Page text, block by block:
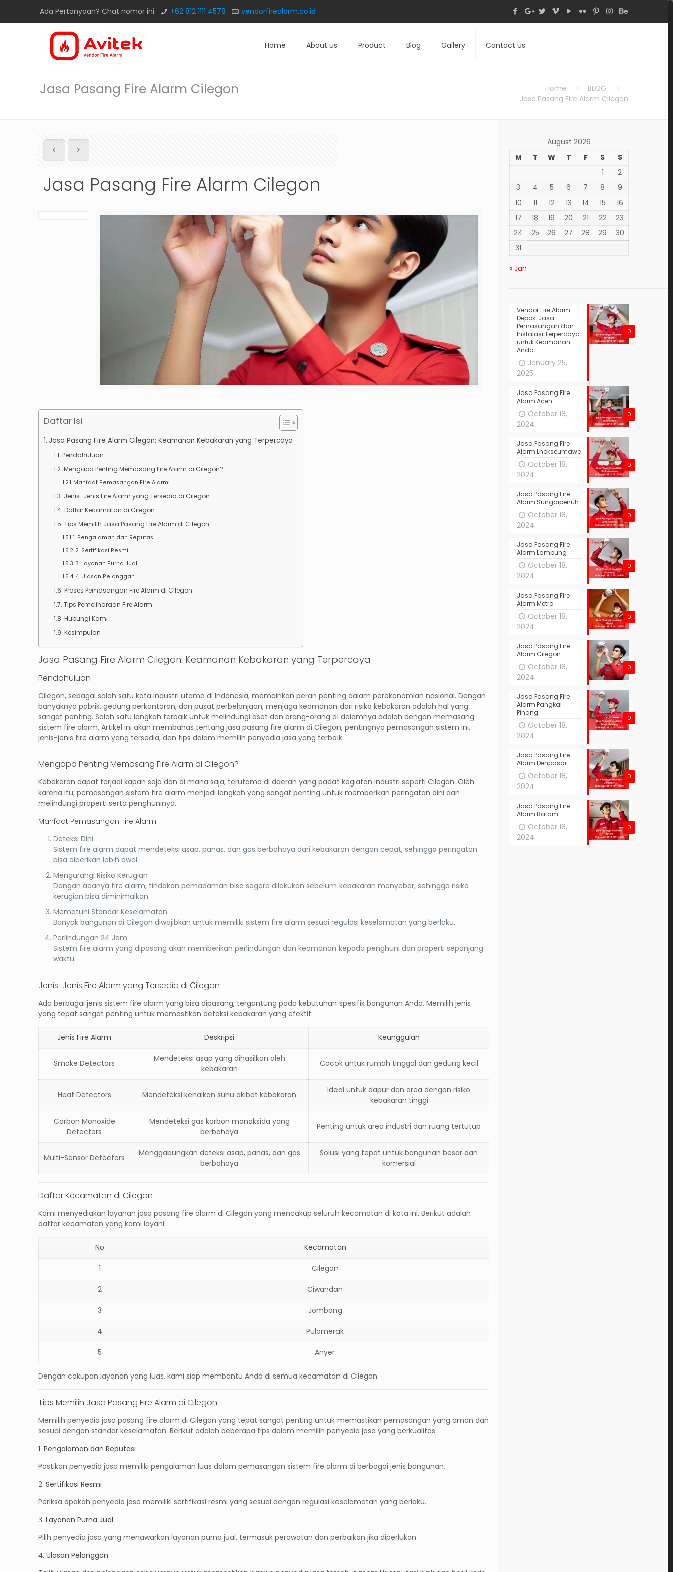
Ada Pertanyaan? Chat nomor ini +62 812 1111 4578 vendorfirealarm.co.id
Home About us Product Blog Gallery Contact Us
Jasa Pasang Fire Alarm Cilegon Home
BLOG
Jasa Pasang Fire Alarm Cilegon
Jasa Pasang Fire Alarm Cilegon
Daftar Isi
Jasa Pasang Fire Alarm Cilegon: Keamanan Kebakaran yang Terpercaya
Pendahuluan
Mengapa Penting Memasang Fire Alarm di Cilegon?
Manfaat Pemasangan Fire Alarm:
Jenis-Jenis Fire Alarm yang Tersedia di Cilegon
Daftar Kecamatan di Cilegon
Tips Memilih Jasa Pasang Fire Alarm di Cilegon
1. Pengalaman dan Reputasi
2. Sertifikasi Resmi
3. Layanan Purna Jual
4. Ulasan Pelanggan
Proses Pemasangan Fire Alarm di Cilegon
Tips Pemeliharaan Fire Alarm
Hubungi Kami
Kesimpulan
Jasa Pasang Fire Alarm Cilegon: Keamanan Kebakaran yang Terpercaya
Pendahuluan
Cilegon, sebagai salah satu kota industri utama di Indonesia, memainkan peran penting dalam perekonomian nasional. Dengan
banyaknya pabrik, gedung perkantoran, dan pusat perbelanjaan, menjaga keamanan dari risiko kebakaran adalah hal yang
sangat penting. Salah satu langkah terbaik untuk melindungi aset dan orang-orang di dalamnya adalah dengan memasang
sistem fire alarm. Artikel ini akan membahas tentangjasa pasang fire alarm di Cilegon, pentingnya pemasangan sistem ini,
jenis-jenis fire alarm yang tersedia, dan tips dalam memilih penyedia jasa yang terbaik.
Mengapa Penting Memasang Fire Alarm di Cilegon?
Kebakaran dapat terjadi kapan saja dan di mana saja, terutama di daerah yang padat kegiatan industri seperti Cilegon. Oleh
karena itu, pemasangan sistem fire alarm menjadi langkah yang sangat penting untuk memberikan peringatan dini dan
melindungi properti serta penghuninya.
Manfaat Pemasangan Fire Alarm:
Deteksi Dini
Sistem fire alarm dapat mendeteksi asap, panas, dan gas berbahaya dari kebakaran dengan cepat, sehingga peringatan
bisa diberikan lebih awal.
Mengurangi Risiko Kerugian
Dengan adanya fire alarm, tindakan pemadaman bisa segera dilakukan sebelum kebakaran menyebar, sehingga risiko
kerugian bisa diminimalkan.
Mematuhi Standar Keselamatan
Banyak bangunan di Cilegon diwajibkan untuk memiliki sistem fire alarm sesuai regulasi keselamatan yang berlaku.
Perlindungan 24 Jam
Sistem fire alarm yang dipasang akan memberikan perlindungan dan keamanan kepada penghuni dan properti sepanjang
waktu.
Jenis-Jenis Fire Alarm yang Tersedia di Cilegon
Ada berbagai jenis sistem fire alarm yang bisa dipasang, tergantung pada kebutuhan spesifik bangunan Anda. Memilih jenis
yang tepat sangat penting untuk memastikan deteksi kebakaran yang efektif.
Jenis Fire Alarm Deskripsi Keunggulan
Smoke Detectors
Mendeteksi asap yang dihasilkan oleh
kebakaran
Cocok untuk rumah tinggal dan gedung kecil
Heat Detectors Mendeteksi kenaikan suhu akibat kebakaran
Ideal untuk dapur dan area dengan risiko
kebakaran tinggi
Carbon Monoxide
Detectors
Mendeteksi gas karbon monoksida yang
berbahaya
Penting untuk area industri dan ruang tertutup
Multi-Sensor Detectors
Menggabungkan deteksi asap, panas, dan gas
berbahaya
Solusi yang tepat untuk bangunan besar dan
komersial
Daftar Kecamatan di Cilegon
Kami menyediakan layananjasa pasang fire alarm di Cilegon yang mencakup seluruh kecamatan di kota ini. Berikut adalah
daftar kecamatan yang kami layani:
No Kecamatan
1 Cilegon
2 Ciwandan
3 Jombang
4 Pulomerak
5 Anyer
Dengan cakupan layanan yang luas, kami siap membantu Anda di semua kecamatan di Cilegon.
Tips Memilih Jasa Pasang Fire Alarm di Cilegon
Memilih penyediajasa pasang fire alarm di Cilegon yang tepat sangat penting untuk memastikan pemasangan yang aman dan
sesuai dengan standar keselamatan. Berikut adalah beberapa tips dalam memilih penyedia jasa yang berkualitas:
1.Pengalaman dan Reputasi
Pastikan penyedia jasa memiliki pengalaman luas dalam pemasangan sistem fire alarm di berbagai jenis bangunan.
2.Sertifikasi Resmi
Periksa apakah penyedia jasa memiliki sertifikasi resmi yang sesuai dengan regulasi keselamatan yang berlaku.
3.Layanan Purna Jual
Pilih penyedia jasa yang menawarkan layanan purna jual, termasuk perawatan dan perbaikan jika diperlukan.
4.Ulasan Pelanggan
August 2026
M
T W T F S
S
1
2
3
4 5 6 7 8
9
10
11 12 13 14 15
16
17
18 19 20 21 22
23
24
25 26 27 28 29
30
31
« Jan
0
Vendor Fire Alarm
Depok: Jasa
Pemasangan dan
Instalasi Terpercaya
untuk Keamanan
Anda
January 25,
2025
0
Jasa Pasang Fire
Alarm Aceh
October 18,
2024
0
Jasa Pasang Fire
Alarm Lhokseumawe
October 18,
2024
0
Jasa Pasang Fire
Alarm Sungaipenuh
October 18,
2024
0
Jasa Pasang Fire
Alarm Lampung
October 18,
2024
0
Jasa Pasang Fire
Alarm Metro
October 18,
2024
0
Jasa Pasang Fire
Alarm Cilegon
October 18,
2024
0
Jasa Pasang Fire
Alarm Pangkal
Pinang
October 18,
2024
0
Jasa Pasang Fire
Alarm Denpasar
October 18,
2024
0
Jasa Pasang Fire
Alarm Batam
October 18,
2024